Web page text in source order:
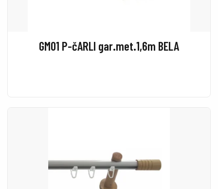
GM01 P-čARLI gar.met.1,6m BELA